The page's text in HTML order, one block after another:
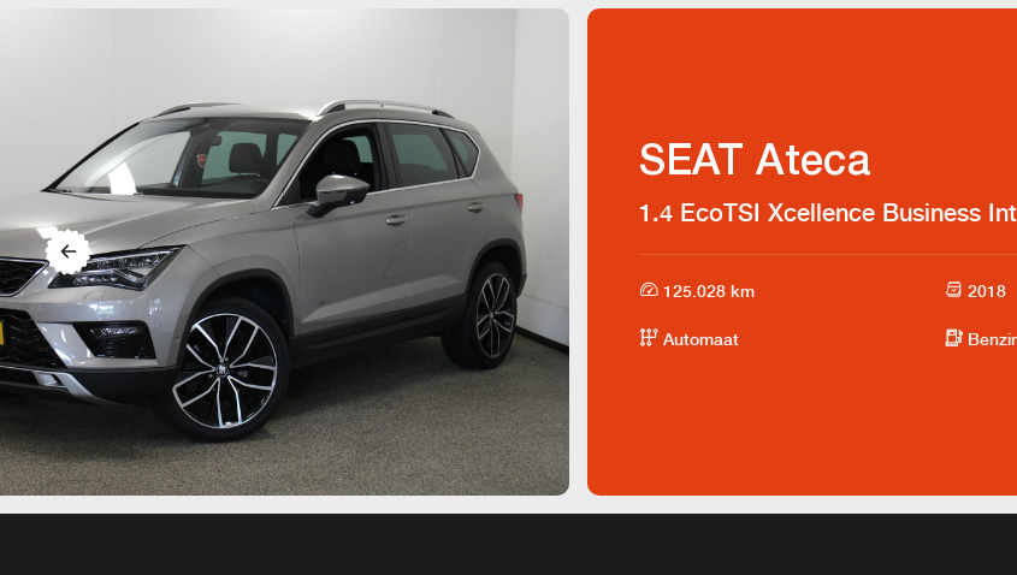
SEAT Ateca
1.4 EcoTSI Xcellence Business
125.028 km 2018
Automaat